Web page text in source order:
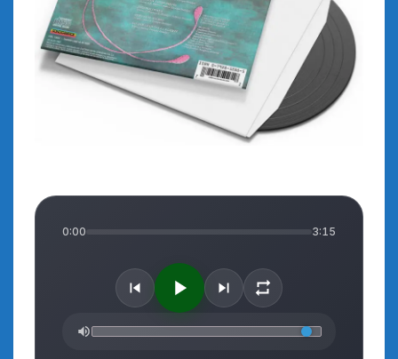
0:00 3:15